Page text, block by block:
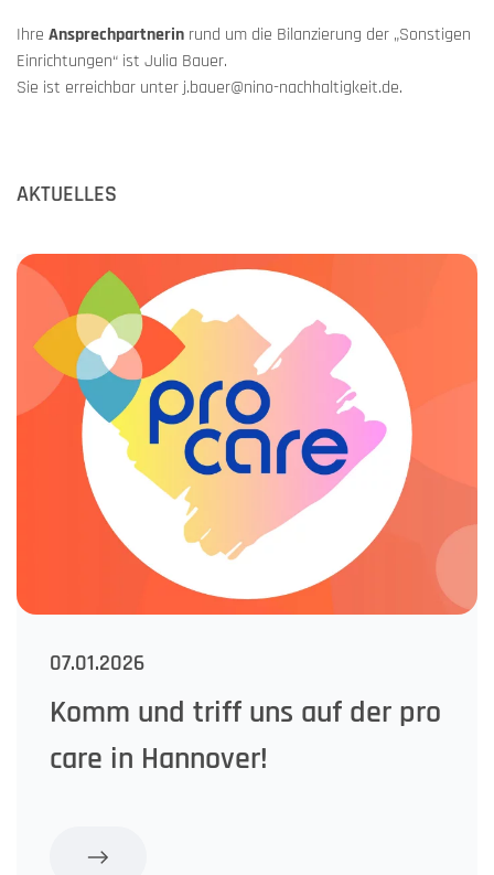
Ihre Ansprechpartnerin rund um die Bilanzierung der „Sonstigen
Einrichtungen“ ist Julia Bauer.
Sie ist erreichbar unter j.bauer@nino-nachhaltigkeit.de.
AKTUELLES
07.01.2026
Komm und triff uns auf der pro
care in Hannover!